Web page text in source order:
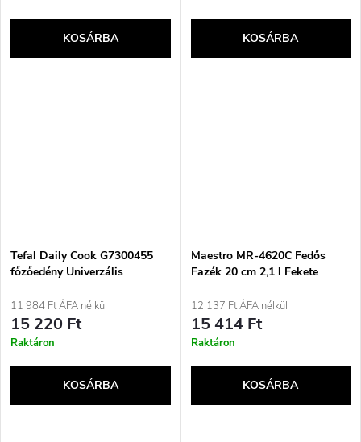
KOSÁRBA KOSÁRBA
Tefal Daily Cook G7300455
főzőedény Univerzális
11 984 Ft ÁFA nélkül
15 220 Ft
Raktáron
KOSÁRBA
Maestro MR-4620C Fedős
Fazék 20 cm 2,1 l Fekete
12 137 Ft ÁFA nélkül
15 414 Ft
Raktáron
KOSÁRBA